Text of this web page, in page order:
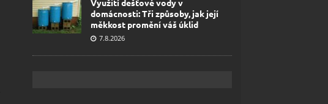
domácnosti: Tři způsoby, jak její
měkkost promění váš úklid
7.8.2026